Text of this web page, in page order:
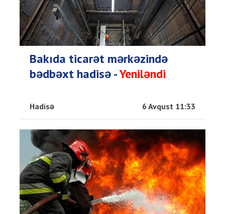
Bakıda ticarət mərkəzində
bədbəxt hadisə -Yeniləndi
Hadisə 6 Avqust 11:33